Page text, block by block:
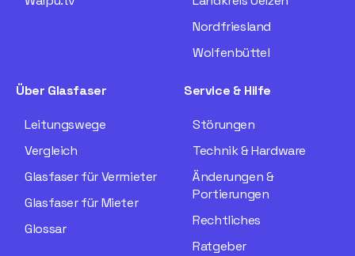
Nordfriesland
Wolfenbüttel
Über Glasfaser
Leitungswege
Vergleich
Glasfaser für Vermieter
Glasfaser für Mieter
Glossar
Service & Hilfe
Störungen
Technik & Hardware
Änderungen &
Portierungen
Rechtliches
Ratgeber